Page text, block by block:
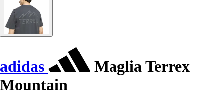
adidas
Maglia Terrex
Mountain